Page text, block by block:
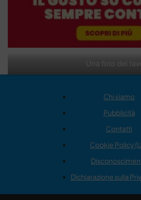
Una foto dei
Chi siamo
Pubblicità
Contatti
Cookie Policy
Dichiarazione sulla